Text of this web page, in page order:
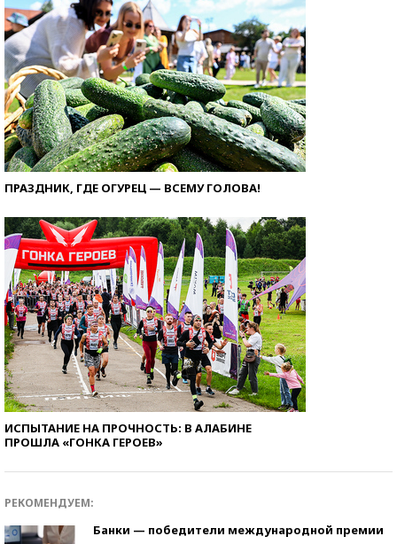
ПРАЗДНИК, ГДЕ ОГУРЕЦ — ВСЕМУ ГОЛОВА!
ИСПЫТАНИЕ НА ПРОЧНОСТЬ: В АЛАБИНЕ
ПРОШЛА «ГОНКА ГЕРОЕВ»
РЕКОМЕНДУЕМ:
Банки — победители международной премии